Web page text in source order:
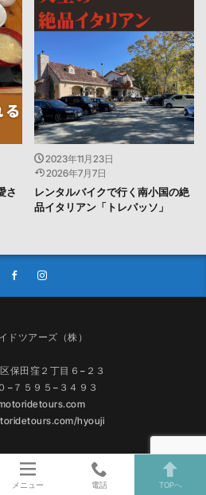
さ
2023年11月23日
2026年7月7日
レンタルバイクで行く南小国の絶
品イタリアン「トレパッソ」
ドツアーズ（株）
保田窪２丁目６−２３
−７５９５−３４９３
hyouji
メニュー 電話 TOPへ